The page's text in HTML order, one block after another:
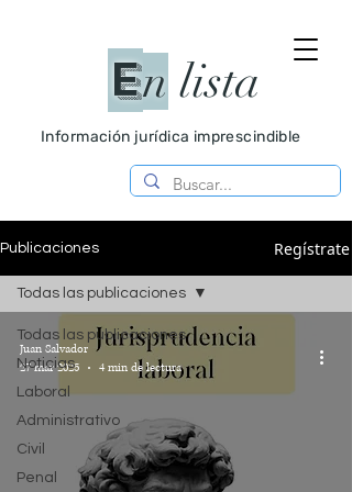
En lista
Información jurídica imprescindible
Publicaciones Regístrate
Todas las publicaciones
Noticias
Laboral
Administrativo
Civil
Penal
Todas las publicaciones
Juan Salvador
27 mar 2025
4 min de lectura